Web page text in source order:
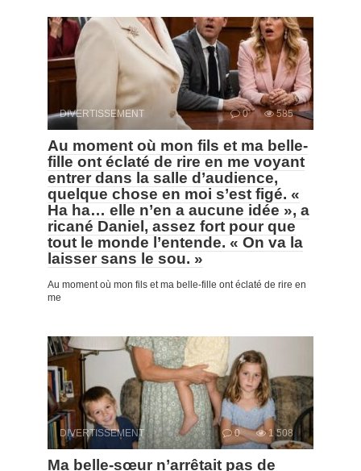
DIVERTISSEMENT 0 585
Au moment où mon fils et ma belle-
fille ont éclaté de rire en me voyant
entrer dans la salle d’audience,
quelque chose en moi s’est figé. «
Ha ha… elle n’en a aucune idée », a
ricané Daniel, assez fort pour que
tout le monde l’entende. « On va la
laisser sans le sou. »
Au moment où mon fils et ma belle-fille ont éclaté de rire en
me
DIVERTISSEMENT 0 1 508
Ma belle-sœur n’arrêtait pas de